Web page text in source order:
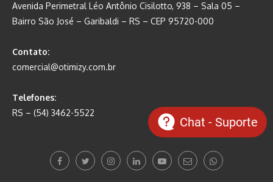
Avenida Perimetral Léo Antônio Cisilotto, 938 – Sala 05 –
Bairro São José – Garibaldi – RS – CEP 95720-000
Contato:
comercial@otimizy.com.br
Telefones:
RS – (54) 3462-5522
Chat - Suporte